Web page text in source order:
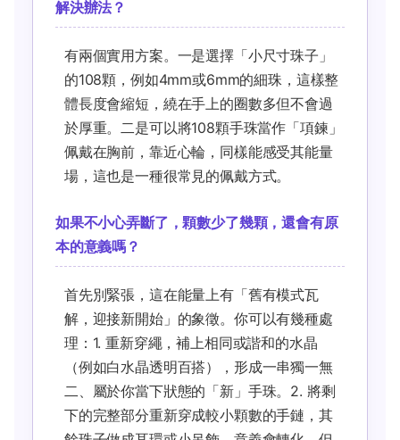
解決辦法？
有兩個實用方案。一是選擇「小尺寸珠子」
的108顆，例如4mm或6mm的細珠，這樣整
體長度會縮短，繞在手上的圈數多但不會過
於厚重。二是可以將108顆手珠當作「項鍊」
佩戴在胸前，靠近心輪，同樣能感受其能量
場，這也是一種很常見的佩戴方式。
如果不小心弄斷了，顆數少了幾顆，還會有原
本的意義嗎？
首先別緊張，這在能量上有「舊有模式瓦
解，迎接新開始」的象徵。你可以有幾種處
理：1. 重新穿繩，補上相同或諧和的水晶
（例如白水晶透明百搭），形成一串獨一無
二、屬於你當下狀態的「新」手珠。2. 將剩
下的完整部分重新穿成較小顆數的手鏈，其